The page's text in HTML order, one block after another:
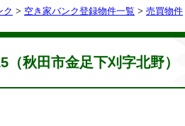
ク > 空き家バンク登録物件一覧 > 売買物件
（秋田市金足下刈字北野）